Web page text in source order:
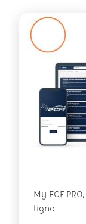
My ECF
ligne